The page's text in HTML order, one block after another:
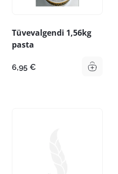
Tüvevalgendi 1,56kg
pasta
6,95 €